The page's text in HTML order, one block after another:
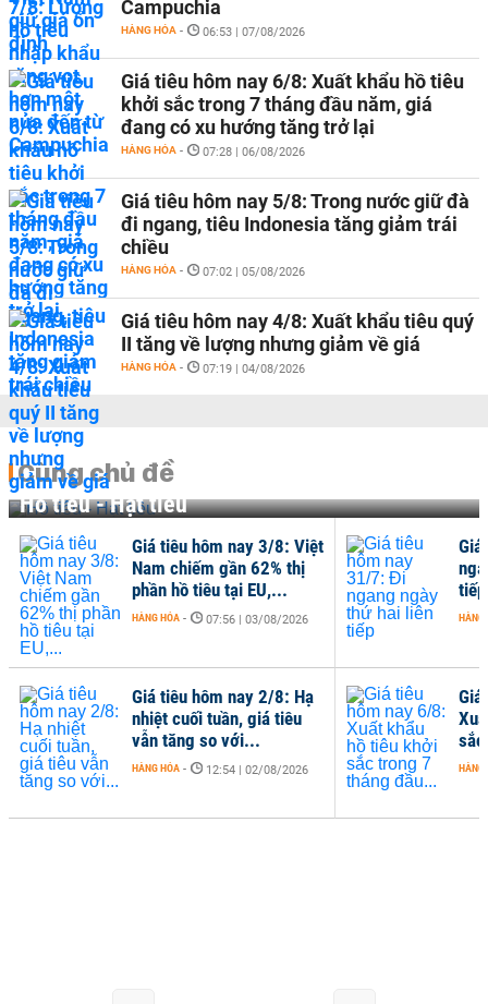
Campuchia
HÀNG HÓA - 06:53 | 07/08/2026
Giá tiêu hôm nay 6/8: Xuất khẩu hồ tiêu
khởi sắc trong 7 tháng đầu năm, giá
đang có xu hướng tăng trở lại
HÀNG HÓA - 07:28 | 06/08/2026
Giá tiêu hôm nay 5/8: Trong nước giữ đà
đi ngang, tiêu Indonesia tăng giảm trái
chiều
HÀNG HÓA - 07:02 | 05/08/2026
Giá tiêu hôm nay 4/8: Xuất khẩu tiêu quý
II tăng về lượng nhưng giảm về giá
HÀNG HÓA - 07:19 | 04/08/2026
Cùng chủ đề
Hồ tiêu - Hạt tiêu
HÀNG
Giá tiêu hôm nay 3/8: Việt
Nam chiếm gần 62% thị
phần hồ tiêu tại EU,...
HÀNG HÓA - 07:56 | 03/08/2026
Giá tiêu hôm nay 2/8: Hạ
nhiệt cuối tuần, giá tiêu
vẫn tăng so với...
HÀNG HÓA - 12:54 | 02/08/2026
tiếp
HÀNG